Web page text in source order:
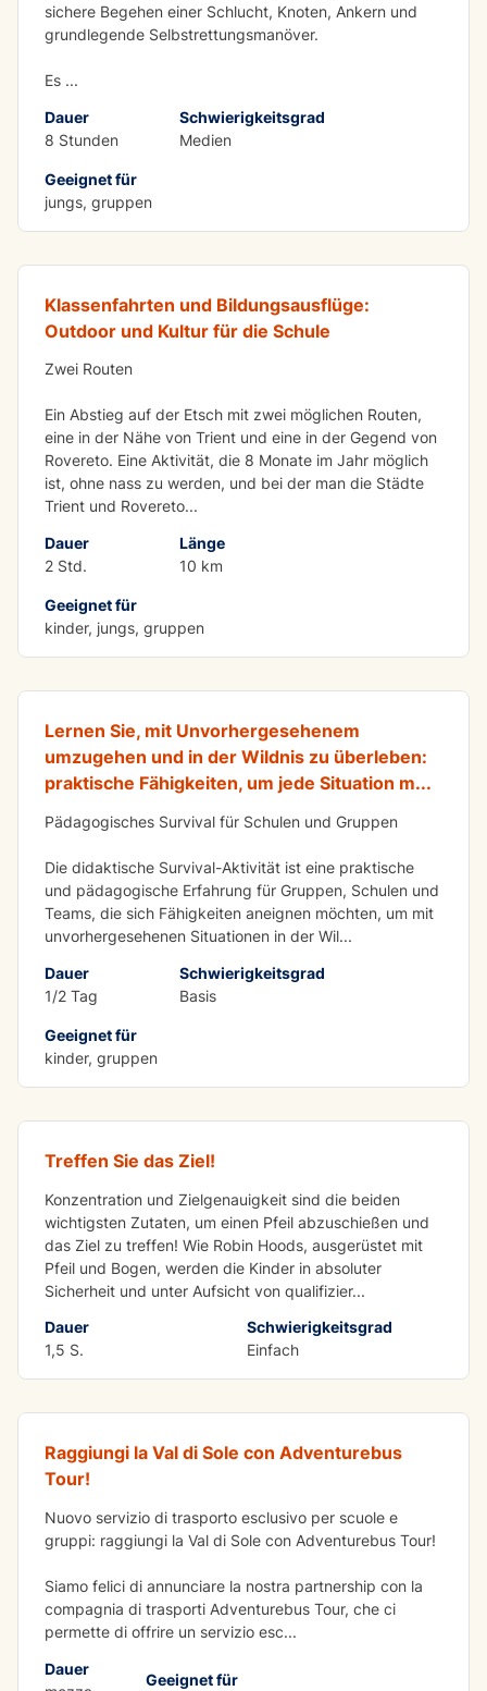
sichere Begehen einer Schlucht, Knoten, Ankern und
grundlegende Selbstrettungsmanöver.
Es ...
Dauer
8 Stunden
Schwierigkeitsgrad
Medien
Geeignet für
jungs, gruppen
IN DER GRUPPE ZU ERLEDIGEN
Soft-Rafting Adige Fluss
Klassenfahrten und Bildungsausflüge:
Outdoor und Kultur für die Schule
Zwei Routen
Ein Abstieg auf der Etsch mit zwei möglichen Routen,
eine in der Nähe von Trient und eine in der Gegend von
Rovereto. Eine Aktivität, die 8 Monate im Jahr möglich
ist, ohne nass zu werden, und bei der man die Städte
Trient und Rovereto...
Dauer
2 Std.
Länge
10 km
Geeignet für
kinder, jungs, gruppen
LERNEN MIT SPASS
Bildung und Überleben in der Gruppe
Lernen Sie, mit Unvorhergesehenem
umzugehen und in der Wildnis zu überleben:
praktische Fähigkeiten, um jede Situation m...
Pädagogisches Survival für Schulen und Gruppen
Die didaktische Survival-Aktivität ist eine praktische
und pädagogische Erfahrung für Gruppen, Schulen und
Teams, die sich Fähigkeiten aneignen möchten, um mit
unvorhergesehenen Situationen in der Wil...
Dauer
1/2 Tag
Schwierigkeitsgrad
Basis
Geeignet für
kinder, gruppen
Bogenschießen-für-Gruppen
Treffen Sie das Ziel!
Konzentration und Zielgenauigkeit sind die beiden
wichtigsten Zutaten, um einen Pfeil abzuschießen und
das Ziel zu treffen! Wie Robin Hoods, ausgerüstet mit
Pfeil und Bogen, werden die Kinder in absoluter
Sicherheit und unter Aufsicht von qualifizier...
Dauer
1,5 S.
Schwierigkeitsgrad
Einfach
Trasporti per Scuole e Gruppi
Raggiungi la Val di Sole con Adventurebus
Tour!
Nuovo servizio di trasporto esclusivo per scuole e
gruppi: raggiungi la Val di Sole con Adventurebus Tour!
Siamo felici di annunciare la nostra partnership con la
compagnia di trasporti Adventurebus Tour, che ci
permette di offrire un servizio esc...
Dauer
Geeignet für